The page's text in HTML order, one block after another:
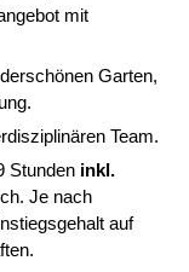
mit
Garten,
Team.
Stunden inkl.
Je nach
auf